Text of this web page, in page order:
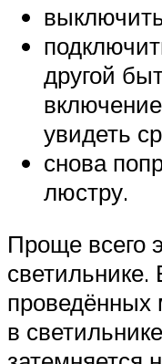
другой
увидеть
снова
люстру.
Проще всего
светильнике.
проведённых
в